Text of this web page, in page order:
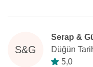
S&G
Serap &
Düğün
5,0